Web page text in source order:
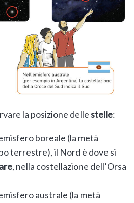
la posizione dellestelle:
boreale (la metà
terrestre), il Nord è dove si
, nella costellazione dell’Orsa
australe (la metà